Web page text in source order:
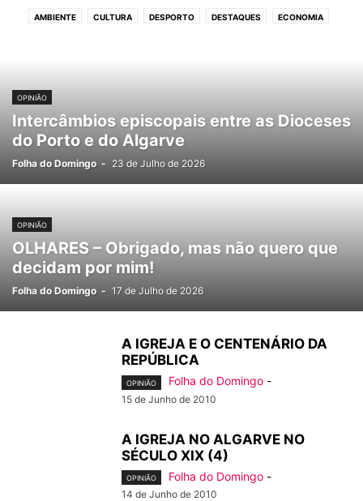
AMBIENTE CULTURA DESPORTO DESTAQUES ECONOMIA
OPINIÃO
Intercâmbios episcopais entre as Dioceses
do Porto e do Algarve
Folha do Domingo - 23 de Julho de 2026
OPINIÃO
OLHARES – Obrigado, mas não quero que
decidam por mim!
Folha do Domingo - 17 de Julho de 2026
A IGREJA E O CENTENÁRIO DA
REPÚBLICA
OPINIÃO Folha do Domingo -
15 de Junho de 2010
A IGREJA NO ALGARVE NO
SÉCULO XIX (4)
OPINIÃO Folha do Domingo -
14 de Junho de 2010